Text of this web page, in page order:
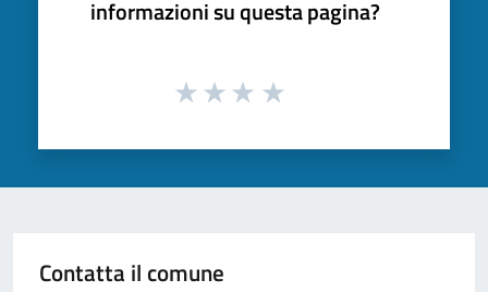
informazioni su questa pagina?
Contatta il comune